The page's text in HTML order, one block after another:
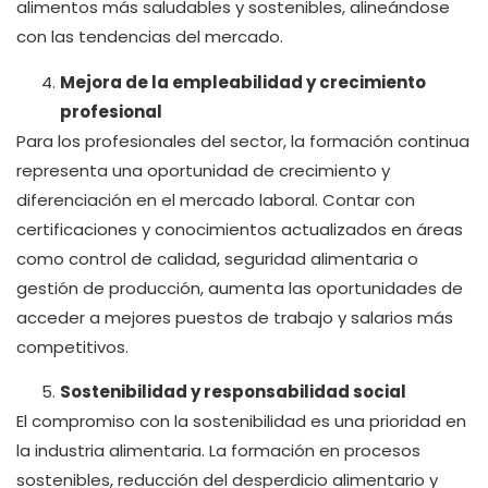
alimentos más saludables y sostenibles, alineándose
con las tendencias del mercado.
Mejora de la empleabilidad y crecimiento
profesional
Para los profesionales del sector, la formación continua
representa una oportunidad de crecimiento y
diferenciación en el mercado laboral. Contar con
certificaciones y conocimientos actualizados en áreas
como control de calidad, seguridad alimentaria o
gestión de producción, aumenta las oportunidades de
acceder a mejores puestos de trabajo y salarios más
competitivos.
Sostenibilidad y responsabilidad social
El compromiso con la sostenibilidad es una prioridad en
la industria alimentaria. La formación en procesos
sostenibles, reducción del desperdicio alimentario y